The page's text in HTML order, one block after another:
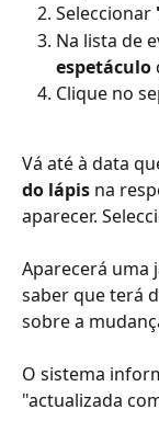
Seleccionar
Na lista de
espetáculo
Clique no
Vá até à data
do lápis na
aparecer.
Aparecerá uma
saber que terá
sobre a
O sistema
"actualizada